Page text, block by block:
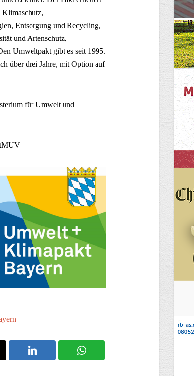
Klimaschutz,
Entsorgung und Recycling,
und Artenschutz,
Umweltpakt gibt es seit 1995.
über drei Jahre, mit Option auf
für Umwelt und